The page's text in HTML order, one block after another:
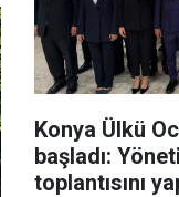
Konya Ülkü
başladı:
toplantısını